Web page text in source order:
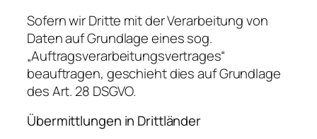
Sofern wir Dritte mit der Verarbeitung von
Daten auf Grundlage eines sog.
„Auftragsverarbeitungsvertrages“
beauftragen, geschieht dies auf Grundlage
des Art. 28 DSGVO.
Übermittlungen in Drittländer